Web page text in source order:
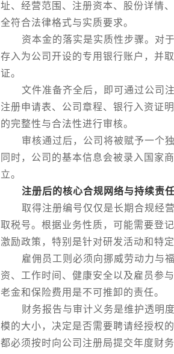
址、经营范围、注册资本、股份详情
全符合法律格式与实质要求。
资本金的落实是实质性步骤。对于
存入为公司开设的专用银行账户，并
证。
文件准备齐全后，即可通过公司注
注册申请表、公司章程、银行入资证
的完整性与合法性进行审核。
审核通过后，公司将被赋予一个独
同时，公司的基本信息会被录入国家
立。
注册后的核心合规网络与持续责任
取得注册编号仅仅是长期合规经营
取税号。根据业务性质，可能需要登
激励政策，特别是针对研发活动和特
雇佣员工则必须向挪威劳动力与福
资、工作时间、健康安全以及雇员参
老金和保险费用是不可推卸的责任。
财务报告与审计义务是维护透明度
模的大小，决定是否需要聘请经授权
都必须按时向公司注册局提交年度财务